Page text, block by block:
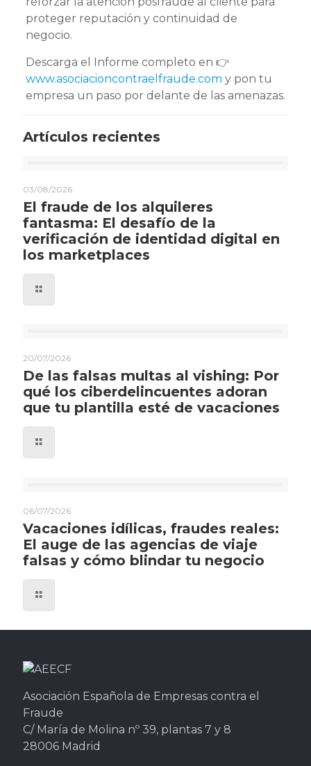
proteger reputación y continuidad de
negocio.
Descarga el Informe completo en 👉
www.asociacioncontraelfraude.com y pon tu
empresa un paso por delante de las amenazas.
Artículos recientes
03/08/2026
El fraude de los alquileres
fantasma: El desafío de la
verificación de identidad digital en
los marketplaces
20/07/2026
De las falsas multas al vishing: Por
qué los ciberdelincuentes adoran
que tu plantilla esté de vacaciones
06/07/2026
Vacaciones idílicas, fraudes reales:
El auge de las agencias de viaje
falsas y cómo blindar tu negocio
Asociación Española de Empresas contra el
Fraude
C/ María de Molina nº 39, plantas 7 y 8
28006 Madrid